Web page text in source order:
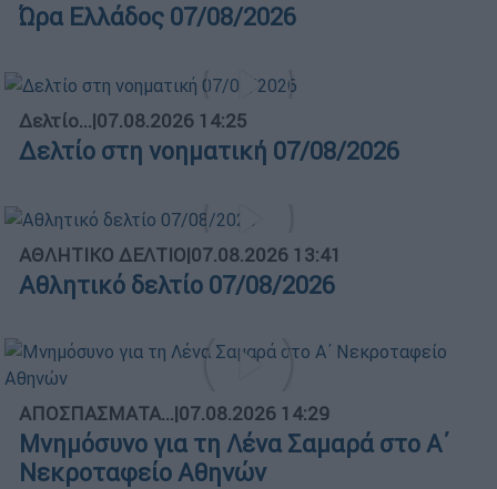
Ώρα Ελλάδος 07/08/2026
Δελτίο...|07.08.2026 14:25
Δελτίο στη νοηματική 07/08/2026
ΑΘΛΗΤΙΚΟ ΔΕΛΤΙΟ|07.08.2026 13:41
Αθλητικό δελτίο 07/08/2026
ΑΠΟΣΠΑΣΜΑΤΑ...|07.08.2026 14:29
Μνημόσυνο για τη Λένα Σαμαρά στο Α΄
Νεκροταφείο Αθηνών